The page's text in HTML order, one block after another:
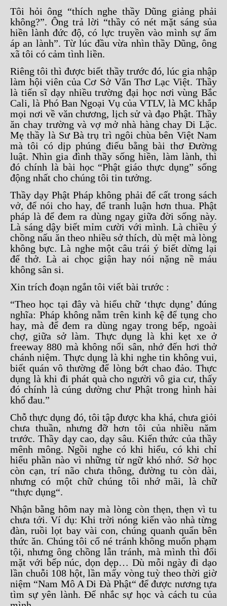
Tôi hỏi ông “thích nghe thầy Dũng giảng phải
không?”. Ông trả lời “thầy có nét mặt sáng sủa
hiền lành đức độ, có lực truyền vào mình sự ấm
áp an lành”. Từ lúc đầu vừa nhìn thầy Dũng, ông
xã tôi có cảm tình liền.
Riêng tôi thì được biết thầy trước đó, lúc gia nhập
làm hội viên của Cơ Sở Văn Thơ Lạc Việt. Thầy
là tiến sĩ dạy nhiều trường đại học nơi vùng Bắc
Cali, là Phó Ban Ngoại Vụ của VTLV, là MC khắp
mọi nơi về văn chương, lịch sử và đạo Phật. Thầy
ăn chay trường và vợ mở nhà hàng chay Di Lặc.
Mẹ thầy là Sư Bà trụ trì ngôi chùa bên Việt Nam
mà tôi có dịp phúng điếu bằng bài thơ Đường
luật. Nhìn gia đình thầy sống hiền, làm lành, thì
đó chính là bài học “Phật giáo thực dụng” sống
động nhất cho chúng tôi tin tưởng.
Thầy dạy Phật Pháp không phải để cất trong sách
vở, để nói cho hay, để tranh luận hơn thua. Phật
pháp là để đem ra dùng ngay giữa đời sống này.
Là sáng dậy biết mỉm cười với mình. Là chiều ý
chồng nấu ăn theo nhiều sở thích, dù mệt mà lòng
không bực. Là nghe một câu trái ý biết dừng lại
để thở. Là ai chọc giận hay nói nặng nề máu
không sân si.
Xin trích đoạn ngắn tôi viết bài trước :
“Theo học tại đây và hiểu chữ ‘thực dụng’ đúng
nghĩa: Pháp không nằm trên kinh kệ để tụng cho
hay, mà để đem ra dùng ngay trong bếp, ngoài
chợ, giữa sở làm. Thực dụng là khi kẹt xe ở
freeway 880 mà không nổi sân, nhớ đến hơi thở
chánh niệm. Thực dụng là khi nghe tin không vui,
biết quán vô thường để lòng bớt chao đảo. Thực
dụng là khi đi phát quà cho người vô gia cư, thấy
đó chính là cúng dường chư Phật trong hình hài
khổ đau.”
Chỗ thực dụng đó, tôi tập được kha khá, chưa giỏi
chưa thuần, nhưng đỡ hơn tôi của nhiều năm
trước. Thầy dạy cao, dạy sâu. Kiến thức của thầy
mênh mông. Ngồi nghe có khi hiểu, có khi chỉ
hiểu phần nào vì những từ ngữ khó nhớ. Sở học
còn cạn, trí não chưa thông, đường tu còn dài,
nhưng có một chữ chúng tôi nhớ mãi, là chữ
“thực dụng“.
Nhận bằng hôm nay mà lòng còn thẹn, thẹn vì tu
chưa tới. Ví dụ: Khi trời nóng kiến vào nhà từng
đàn, ruồi lọt bay vài con, chúng quanh quẩn bên
thức ăn. Chúng tôi cố né tránh không muốn phạm
tội, nhưng ông chồng lẫn tránh, mà mình thì đối
mặt với bếp núc, dọn dẹp… Dù mỗi ngày đi dạo
lần chuỗi 108 hột, lần mấy vòng tuỳ theo thời giờ
niệm “Nam Mô A Di Đà Phật“ để được nương tựa
tìm sự yên lành. Để nhắc sự học và cách tu của